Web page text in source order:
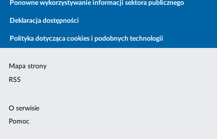
Ponowne wykorzystywanie informacji sektora publicznego
Deklaracja dostępności
Polityka dotycząca cookies i podobnych technologii
Mapa strony
RSS
O serwisie
Pomoc